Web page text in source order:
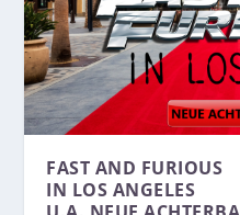
FAST AND FURIOUS
IN LOS ANGELES